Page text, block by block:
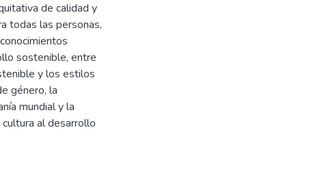
de calidad y
todas las personas,
sostenible, entre
y los estilos
género, la
mundial y la
al desarrollo